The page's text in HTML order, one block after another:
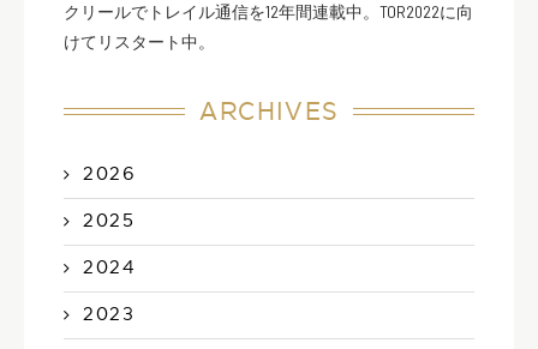
クリールでトレイル通信を12年間連載中。TOR2022に向
けてリスタート中。
ARCHIVES
2026
2025
2024
2023